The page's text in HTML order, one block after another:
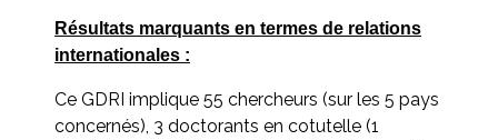
Résultats marquants en termes de relations
internationales :
Ce GDRI implique 55 chercheurs (sur les 5 pays
concernés), 3 doctorants en cotutelle (1